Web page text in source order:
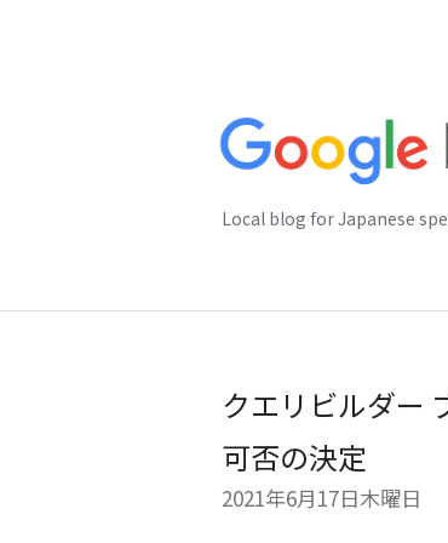
Local blog for Japanese
クエリビルダー
可否の決定
2021年6月17日木曜日